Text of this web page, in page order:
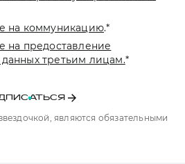
на коммуникацию.*
на предоставление
третьим лицам.*
являются обязательными